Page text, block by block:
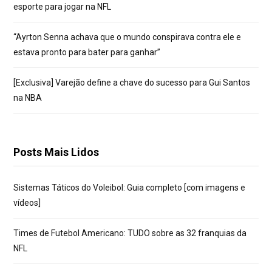
esporte para jogar na NFL
“Ayrton Senna achava que o mundo conspirava contra ele e
estava pronto para bater para ganhar”
[Exclusiva] Varejão define a chave do sucesso para Gui Santos
na NBA
Posts Mais Lidos
Sistemas Táticos do Voleibol: Guia completo [com imagens e
vídeos]
Times de Futebol Americano: TUDO sobre as 32 franquias da
NFL